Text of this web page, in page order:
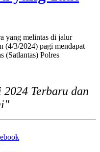
yang melintas di jalur
(4/3/2024) pagi mendapat
(Satlantas) Polres
Terbaru dan